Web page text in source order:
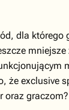
dla którego
że exclusive
oraz